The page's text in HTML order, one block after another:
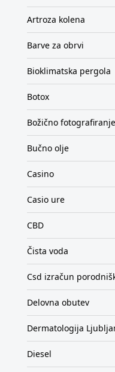
Artroza kolena
Barve za obrvi
Bioklimatska pergola
Botox
Božično fotografiranje
Bučno olje
Casino
Casio ure
CBD
Čista voda
Csd izračun
Delovna obutev
Dermatologija
Diesel